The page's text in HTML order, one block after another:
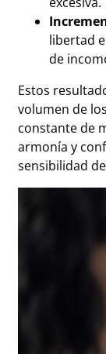
libertad
de
Estos
volumen de
constante de
armonía y
sensibilidad